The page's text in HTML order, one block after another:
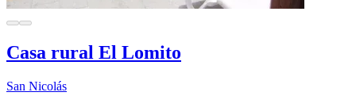
Casa rural El Lomito
San Nicolás